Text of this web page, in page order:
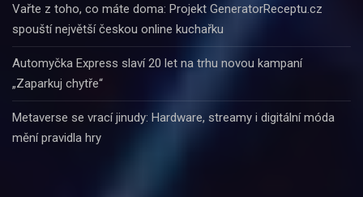
Vařte z toho, co máte doma: Projekt GeneratorReceptu.cz
spouští největší českou online kuchařku
Automyčka Express slaví 20 let na trhu novou kampaní
„Zaparkuj chytře“
Metaverse se vrací jinudy: Hardware, streamy i digitální móda
mění pravidla hry